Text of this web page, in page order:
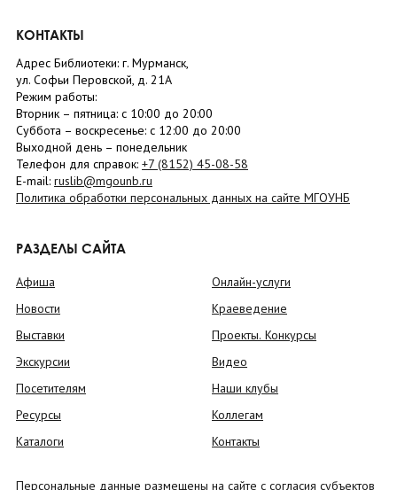
КОНТАКТЫ
Адрес Библиотеки: г. Мурманск,
ул. Софьи Перовской, д. 21А
Режим работы:
Вторник – пятница: с 10:00 до 20:00
Суббота – воскресенье: c 12:00 до 20:00
Выходной день – понедельник
Телефон для справок: +7 (8152) 45-08-58
E-mail: ruslib@mgounb.ru
Политика обработки персональных данных на сайте МГОУНБ
РАЗДЕЛЫ САЙТА
Афиша
Новости
Выставки
Экскурсии
Посетителям
Ресурсы
Каталоги
Онлайн-услуги
Краеведение
Проекты. Конкурсы
Видео
Наши клубы
Коллегам
Контакты
Персональные данные размещены на сайте с согласия субъектов